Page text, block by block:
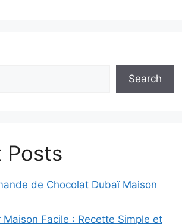
Search
Posts
de Chocolat Dubaï Maison
Maison Facile : Recette Simple et